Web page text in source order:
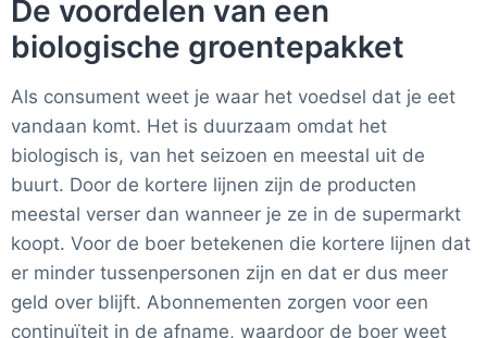
De voordelen van een
biologische groentepakket
Als consument weet je waar het voedsel dat je eet
vandaan komt. Het is duurzaam omdat het
biologisch is, van het seizoen en meestal uit de
buurt. Door de kortere lijnen zijn de producten
meestal verser dan wanneer je ze in de supermarkt
koopt. Voor de boer betekenen die kortere lijnen dat
er minder tussenpersonen zijn en dat er dus meer
geld over blijft. Abonnementen zorgen voor een
continuïteit in de afname, waardoor de boer weet